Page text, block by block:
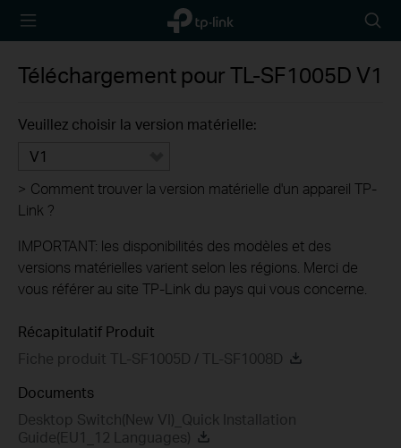
TP-Link,
Reliably
icon
Téléchargement pourTL-SF1005D V1
Veuillez choisir la version matérielle:
V1
> Comment trouver la version matérielle d'un appareil TP-
Link ?
IMPORTANT: les disponibilités des modèles et des
versions matérielles varient selon les régions. Merci de
vous référer au site TP-Link du pays qui vous concerne.
Récapitulatif Produit
Fiche produit TL-SF1005D / TL-SF1008D
Documents
Desktop Switch(New VI)_Quick Installation
Guide(EU1_12 Languages)